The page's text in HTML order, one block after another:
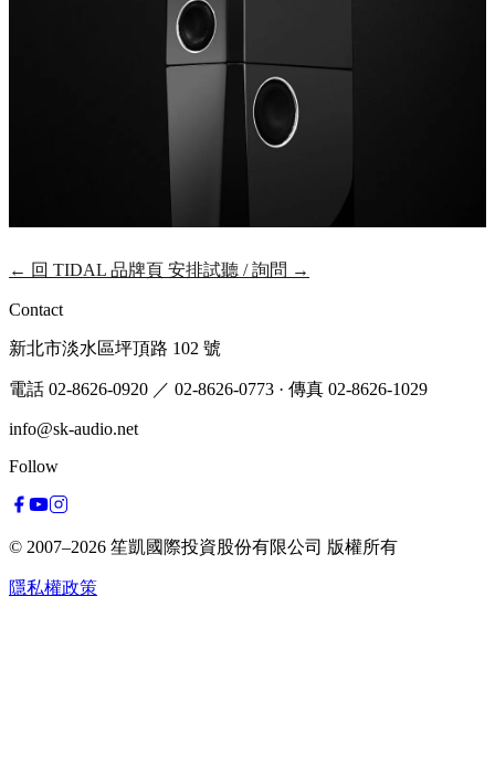
← 回 TIDAL 品牌頁 安排試聽 / 詢問 →
Contact
新北市淡水區坪頂路 102 號
電話 02-8626-0920 ／ 02-8626-0773 · 傳真 02-8626-1029
info@sk-audio.net
Follow
© 2007–2026 笙凱國際投資股份有限公司 版權所有
隱私權政策